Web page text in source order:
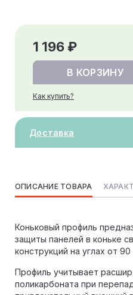
1 196 ₽
В КОРЗИНУ
Как купить?
Доставка
ОПИСАНИЕ ТОВАРА
Коньковый профиль
защиты панелей в коньке
конструкций на углах от
Профиль учитывает
поликарбоната при